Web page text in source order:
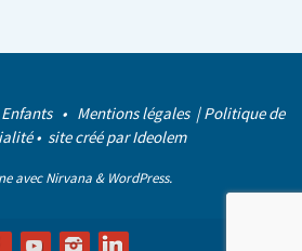
• Mentions légales |Politique de
• site créé parIdeolem
avecNirvana & WordPress.